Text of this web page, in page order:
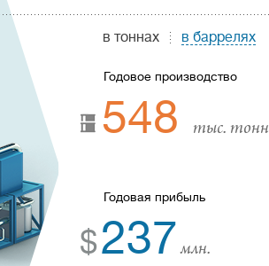
в тоннах в баррелях
Годовое производство
548 тыс. тонн
Годовая прибыль
$237 млн.